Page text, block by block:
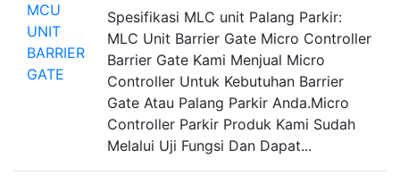
Spesifikasi MLC unit Palang Parkir:
MLC Unit Barrier Gate Micro Controller
Barrier Gate Kami Menjual Micro
Controller Untuk Kebutuhan Barrier
Gate Atau Palang Parkir Anda.Micro
Controller Parkir Produk Kami Sudah
Melalui Uji Fungsi Dan Dapat...